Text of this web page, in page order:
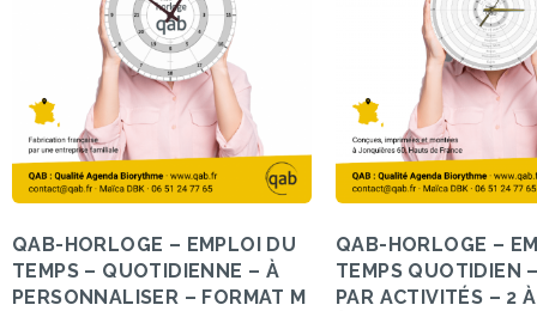
QAB-HORLOGE – EMPLOI DU
TEMPS – QUOTIDIENNE – À
PERSONNALISER – FORMAT M
QAB-HORLOGE –
TEMPS QUOTIDIEN
PAR ACTIVITÉS – 2